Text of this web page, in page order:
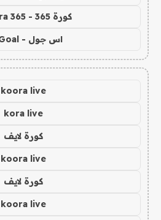
كورة 365 - kooora 365
اس جول - AS Goal
koora live
kora live
كورة لايف
koora live
كورة لايف
koora live